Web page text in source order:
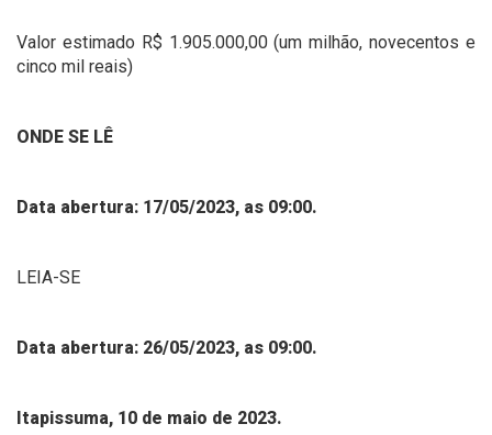
Valor estimado R$ 1.905.000,00 (um milhão, novecentos e
cinco mil reais)
ONDE SE LÊ
Data abertura: 17/05/2023, as 09:00.
LEIA-SE
Data abertura: 26/05/2023, as 09:00.
Itapissuma, 10 de maio de 2023.